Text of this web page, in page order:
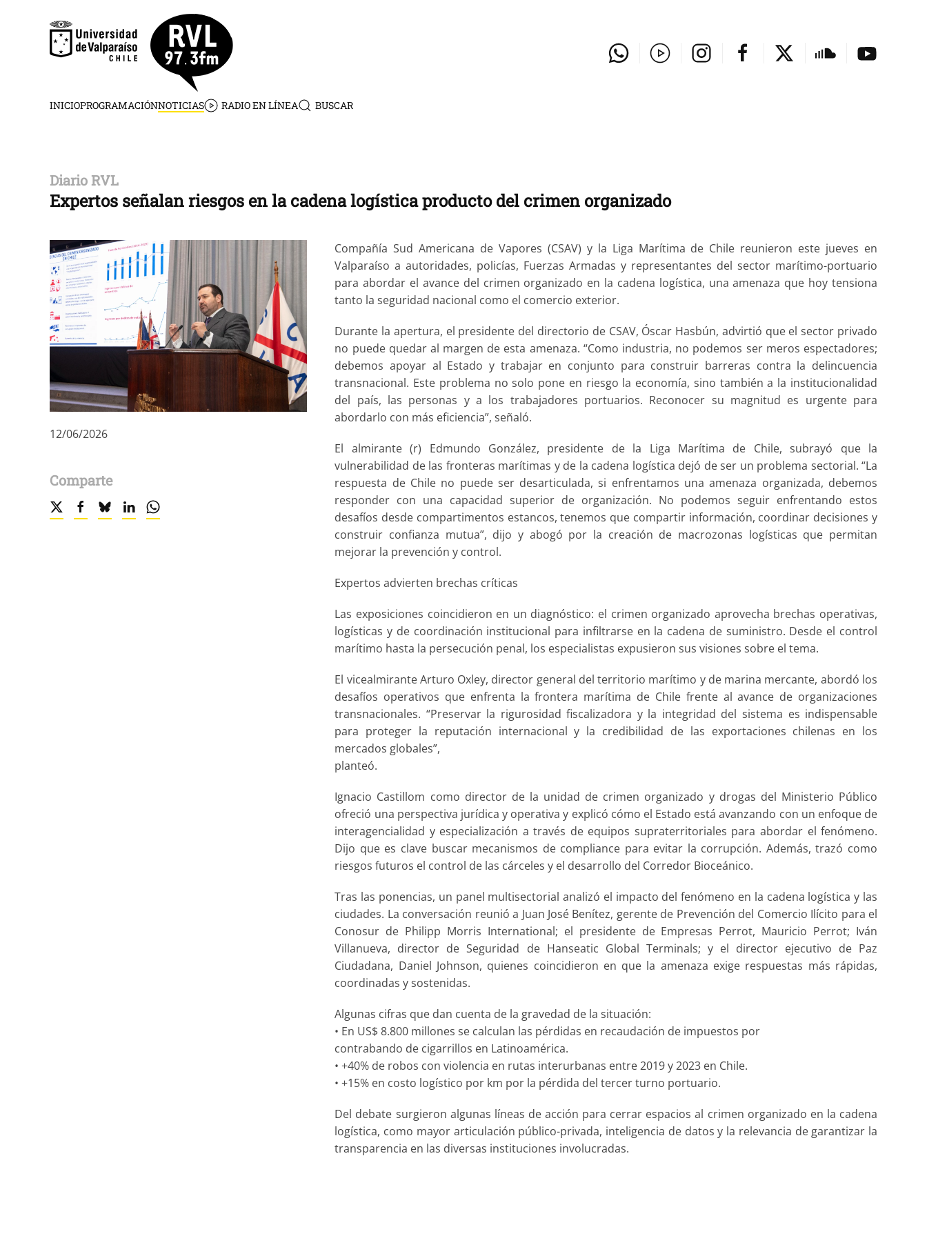
Skip to main content
INICIOPROGRAMACIÓNNOTICIAS RADIO EN LÍNEA BUSCAR
Diario RVL
Expertos señalan riesgos en la cadena logística producto del crimen organizado
12/06/2026
Comparte
Compañía Sud Americana de Vapores (CSAV) y la Liga Marítima de Chile reunieron este jueves en
Valparaíso a autoridades, policías, Fuerzas Armadas y representantes del sector marítimo-portuario
para abordar el avance del crimen organizado en la cadena logística, una amenaza que hoy tensiona
tanto la seguridad nacional como el comercio exterior.
Durante la apertura, el presidente del directorio de CSAV, Óscar Hasbún, advirtió que el sector privado
no puede quedar al margen de esta amenaza. “Como industria, no podemos ser meros espectadores;
debemos apoyar al Estado y trabajar en conjunto para construir barreras contra la delincuencia
transnacional. Este problema no solo pone en riesgo la economía, sino también a la institucionalidad
del país, las personas y a los trabajadores portuarios. Reconocer su magnitud es urgente para
abordarlo con más eficiencia”, señaló.
El almirante (r) Edmundo González, presidente de la Liga Marítima de Chile, subrayó que la
vulnerabilidad de las fronteras marítimas y de la cadena logística dejó de ser un problema sectorial. “La
respuesta de Chile no puede ser desarticulada, si enfrentamos una amenaza organizada, debemos
responder con una capacidad superior de organización. No podemos seguir enfrentando estos
desafíos desde compartimentos estancos, tenemos que compartir información, coordinar decisiones y
construir confianza mutua”, dijo y abogó por la creación de macrozonas logísticas que permitan
mejorar la prevención y control.
Expertos advierten brechas críticas
Las exposiciones coincidieron en un diagnóstico: el crimen organizado aprovecha brechas operativas,
logísticas y de coordinación institucional para infiltrarse en la cadena de suministro. Desde el control
marítimo hasta la persecución penal, los especialistas expusieron sus visiones sobre el tema.
El vicealmirante Arturo Oxley, director general del territorio marítimo y de marina mercante, abordó los
desafíos operativos que enfrenta la frontera marítima de Chile frente al avance de organizaciones
transnacionales. “Preservar la rigurosidad fiscalizadora y la integridad del sistema es indispensable
para proteger la reputación internacional y la credibilidad de las exportaciones chilenas en los
mercados globales”,
planteó.
Ignacio Castillom como director de la unidad de crimen organizado y drogas del Ministerio Público
ofreció una perspectiva jurídica y operativa y explicó cómo el Estado está avanzando con un enfoque de
interagencialidad y especialización a través de equipos supraterritoriales para abordar el fenómeno.
Dijo que es clave buscar mecanismos de compliance para evitar la corrupción. Además, trazó como
riesgos futuros el control de las cárceles y el desarrollo del Corredor Bioceánico.
Tras las ponencias, un panel multisectorial analizó el impacto del fenómeno en la cadena logística y las
ciudades. La conversación reunió a Juan José Benítez, gerente de Prevención del Comercio Ilícito para el
Conosur de Philipp Morris International; el presidente de Empresas Perrot, Mauricio Perrot; Iván
Villanueva, director de Seguridad de Hanseatic Global Terminals; y el director ejecutivo de Paz
Ciudadana, Daniel Johnson, quienes coincidieron en que la amenaza exige respuestas más rápidas,
coordinadas y sostenidas.
Algunas cifras que dan cuenta de la gravedad de la situación:
• En US$ 8.800 millones se calculan las pérdidas en recaudación de impuestos por
contrabando de cigarrillos en Latinoamérica.
• +40% de robos con violencia en rutas interurbanas entre 2019 y 2023 en Chile.
• +15% en costo logístico por km por la pérdida del tercer turno portuario.
Del debate surgieron algunas líneas de acción para cerrar espacios al crimen organizado en la cadena
logística, como mayor articulación público-privada, inteligencia de datos y la relevancia de garantizar la
transparencia en las diversas instituciones involucradas.